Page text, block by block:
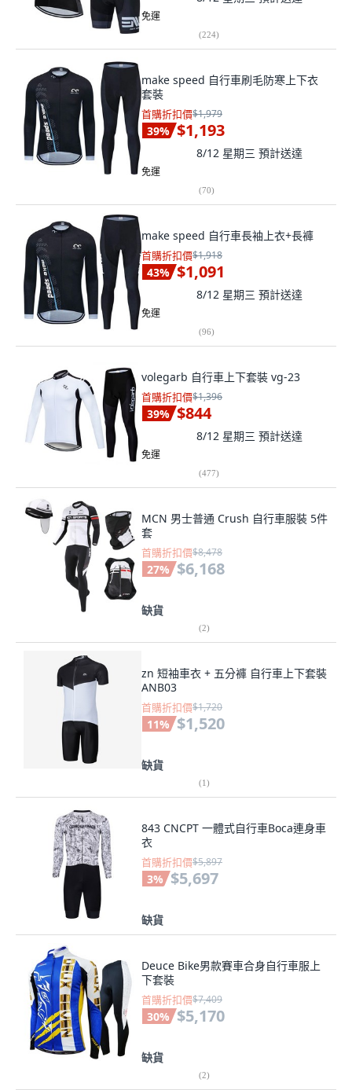
免運
(224)
make speed 自行車刷毛防寒上下衣
套裝
首購折扣價$1,979
39% $1,193
8/12 星期三 預計送達
免運
(70)
make speed 自行車長袖上衣+長褲
首購折扣價$1,918
43% $1,091
8/12 星期三 預計送達
免運
(96)
volegarb 自行車上下套裝 vg-23
首購折扣價$1,396
39% $844
8/12 星期三 預計送達
免運
(477)
MCN 男士普通 Crush 自行車服裝 5件
套
首購折扣價$8,478
27% $6,168
缺貨
(2)
zn 短袖車衣 + 五分褲 自行車上下套裝
ANB03
首購折扣價$1,720
11% $1,520
缺貨
(1)
843 CNCPT 一體式自行車Boca連身車
衣
首購折扣價$5,897
3% $5,697
缺貨
Deuce Bike男款賽車合身自行車服上
下套裝
首購折扣價$7,409
30% $5,170
缺貨
(2)